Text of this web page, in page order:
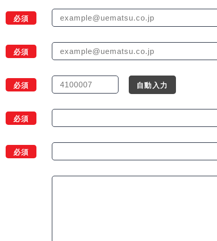
必須
必須
必須 自動入力
必須
必須